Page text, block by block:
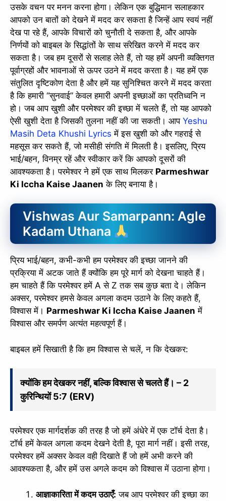
उसके वचन पर मनन करना होगा। लेकिन एक बुद्धिमान सलाहकार
आपको उन बातों को देखने में मदद कर सकता है जिन्हें आप स्वयं नहीं
देख पा रहे हैं, आपके विचारों को चुनौती दे सकता है, और आपके
निर्णयों को बाइबल के सिद्धांतों के साथ संरेखित करने में मदद कर
सकता है। जब हम दूसरों से सलाह लेते हैं, तो यह हमें अपनी व्यक्तिगत
पूर्वाग्रहों और भावनाओं से ऊपर उठने में मदद करता है। यह हमें एक
संतुलित दृष्टिकोण देता है और हमें यह सुनिश्चित करने में मदद करता
है कि हमारी “सुनवाई” केवल हमारी अपनी इच्छाओं का प्रतिध्वनि न
हो। जब आप खुशी और परमेश्वर की इच्छा में चलते हैं, तो यह आपको
ऐसी खुशी देता है जिसकी तुलना नहीं की जा सकती। आप Yeshu
Masih Deta Khushi Lyrics में इस खुशी को और गहराई से
महसूस कर सकते हैं, जो मसीही संगति में मिलती है। इसलिए, प्रिय
भाई/बहन, विनम्र रहें और स्वीकार करें कि आपको दूसरों की
आवश्यकता है। परमेश्वर ने हमें एक साथ मिलकर Parmeshwar
Ki Iccha Kaise Jaanen के लिए बनाया है।
Vishwas Aur Samarpann: Agle
Kadam Uthana
प्रिय भाई/बहन, कभी-कभी हम परमेश्वर की इच्छा जानने की
प्रक्रिया में अटक जाते हैं क्योंकि हम पूरे मार्ग को देखना चाहते हैं।
हम चाहते हैं कि परमेश्वर हमें A से Z तक सब कुछ बता दे। लेकिन
अक्सर, परमेश्वर हमसे केवल अगला कदम उठाने के लिए कहते हैं,
विश्वास में। Parmeshwar Ki Iccha Kaise Jaanen में
विश्वास और समर्पण अत्यंत महत्वपूर्ण हैं।
बाइबल हमें सिखाती है कि हम विश्वास से चलें, न कि देखकर:
क्योंकि हम देखकर नहीं, बल्कि विश्वास से चलते हैं। – 2
कुरिन्थियों 5:7 (ERV)
परमेश्वर एक मार्गदर्शक की तरह है जो हमें अंधेरे में एक टॉर्च देता है।
टॉर्च हमें केवल अगला कदम देखने देती है, पूरा मार्ग नहीं। इसी तरह,
परमेश्वर हमें अक्सर केवल वही दिखाते हैं जो हमें अभी करने की
आवश्यकता है, और हमें उस अगले कदम को विश्वास में उठाना होगा।
आज्ञाकारिता में कदम उठाएँ: जब आप परमेश्वर की इच्छा का